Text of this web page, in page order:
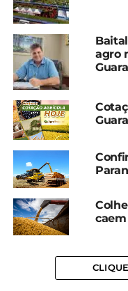
Cotação agrícola para a
Irati
17 de dezembro, 2024
Em "Guarapuava"
TÓPICOS
GUARAPUAVA
IRATI
UP NEXT
Encontro deve
produtoras rurais
NÃO PERCA
Paraná cobra
sobre invasões no
agro
caem